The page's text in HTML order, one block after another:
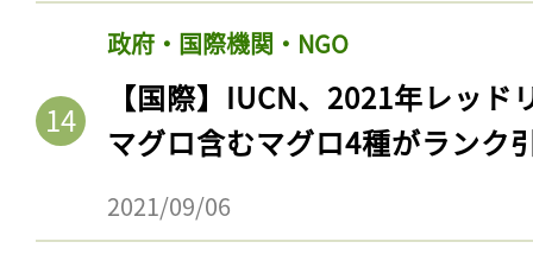
政府・国際機関・NGO
【国際】IUCN、2021年レッ
マグロ含むマグロ4種がランク
2021/09/06